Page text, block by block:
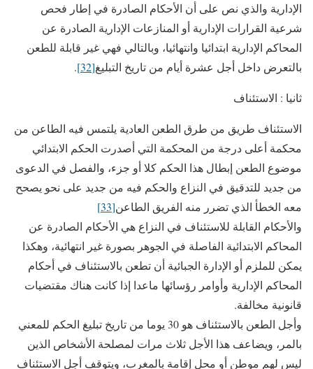
الإدارية والذي نص على أن الأحكام الصادرة في إطار فحص
شرعية القرارات الإدارية أو المنازعات الإدارية الصادرة عن
المحاكم الإدارية ابتدائيا وانتهائيا، وبالتالي فهي غير قابلة للطعن
بالتعرض داخل أجل عشرة أيام من تاريخ التبليغ[32]
.
ثانيا : الاستئناف
الاستئناف طريق من طرق الطعن العادية يلتمس فيه الطاعن من
محكمة أعلى درجة من المحكمة التي أصدرت الحكم الابتدائي
موضوع الطعن إبطال هذا الحكم كلا أو جزء، والفصل في الدعوى
من جديد للتدقيق في النزاع والحكم فيه من جديد على نحو يصحح
معه الخطأ الذي تضرر منه الفريق الطاعن[33]
والأحكام القابلة للاستئناف في النزاع هي الأحكام الصادرة عن
المحاكم الابتدائية الفاصلة في الجوهر بصورة غير انتهائية، وهكذا
يمكن للملزم أو الإدارة الجبائية أن تطعن بالاستئناف في أحكام
المحاكم الإدارية وأوامر رؤسائها ماعدا إذا كانت هناك مقتضيات
قانونية مخالفة.
وأجل الطعن بالاستئناف هو 30 يوما من تاريخ تبليغ الحكم للمعني
بالمر، ويضاعف هذا الأجل ثلاث مرات لمصلحة الأشخاص الذين
ليس لهم موطن أو محل إقامة بالمغرب، ويتوقف أجل الاستئناف